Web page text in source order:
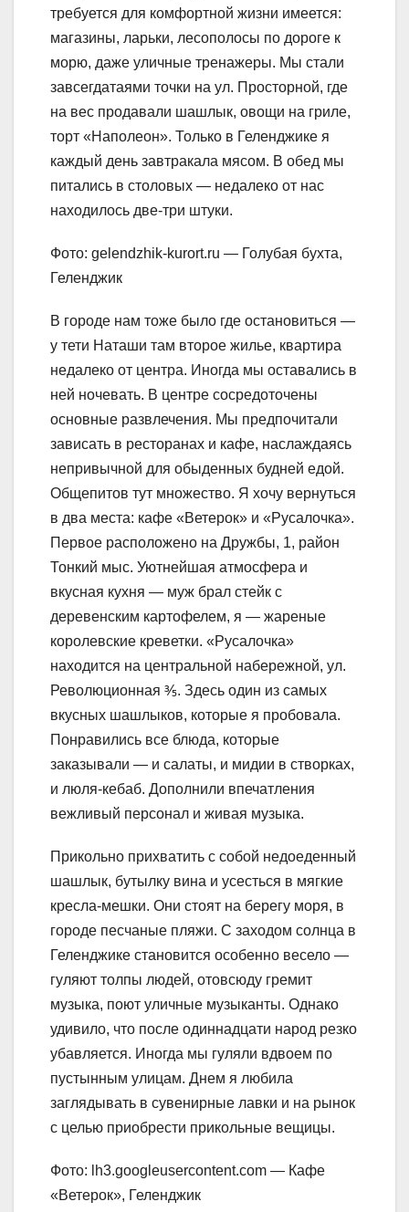
требуется для комфортной жизни имеется:
магазины, ларьки, лесополосы по дороге к
морю, даже уличные тренажеры. Мы стали
завсегдатаями точки на ул. Просторной, где
на вес продавали шашлык, овощи на гриле,
торт «Наполеон». Только в Геленджике я
каждый день завтракала мясом. В обед мы
питались в столовых — недалеко от нас
находилось две-три штуки.
Фото: gelendzhik-kurort.ru — Голубая бухта,
Геленджик
В городе нам тоже было где остановиться —
у тети Наташи там второе жилье, квартира
недалеко от центра. Иногда мы оставались в
ней ночевать. В центре сосредоточены
основные развлечения. Мы предпочитали
зависать в ресторанах и кафе, наслаждаясь
непривычной для обыденных будней едой.
Общепитов тут множество. Я хочу вернуться
в два места: кафе «Ветерок» и «Русалочка».
Первое расположено на Дружбы, 1, район
Тонкий мыс. Уютнейшая атмосфера и
вкусная кухня — муж брал стейк с
деревенским картофелем, я — жареные
королевские креветки. «Русалочка»
находится на центральной набережной, ул.
Революционная ⅗. Здесь один из самых
вкусных шашлыков, которые я пробовала.
Понравились все блюда, которые
заказывали — и салаты, и мидии в створках,
и люля-кебаб. Дополнили впечатления
вежливый персонал и живая музыка.
Прикольно прихватить с собой недоеденный
шашлык, бутылку вина и усесться в мягкие
кресла-мешки. Они стоят на берегу моря, в
городе песчаные пляжи. С заходом солнца в
Геленджике становится особенно весело —
гуляют толпы людей, отовсюду гремит
музыка, поют уличные музыканты. Однако
удивило, что после одиннадцати народ резко
убавляется. Иногда мы гуляли вдвоем по
пустынным улицам. Днем я любила
заглядывать в сувенирные лавки и на рынок
с целью приобрести прикольные вещицы.
Фото: lh3.googleusercontent.com — Кафе
«Ветерок», Геленджик